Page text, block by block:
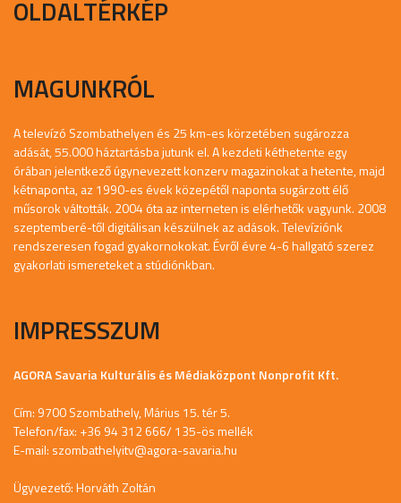
OLDALTÉRKÉP
MAGUNKRÓL
A televízó Szombathelyen és 25 km-es körzetében sugározza
adását, 55.000 háztartásba jutunk el. A kezdeti kéthetente egy
órában jelentkező úgynevezett konzerv magazinokat a hetente, majd
kétnaponta, az 1990-es évek közepétől naponta sugárzott élő
műsorok váltották. 2004 óta az interneten is elérhetők vagyunk. 2008
szeptemberé-től digitálisan készülnek az adások. Televíziónk
rendszeresen fogad gyakornokokat. Évről évre 4-6 hallgató szerez
gyakorlati ismereteket a stúdiónkban.
IMPRESSZUM
AGORA Savaria Kulturális és Médiaközpont Nonprofit Kft.
Cím: 9700 Szombathely, Márius 15. tér 5.
Telefon/fax: +36 94 312 666/ 135-ös mellék
E-mail: szombathelyitv@agora-savaria.hu
Ügyvezető: Horváth Zoltán